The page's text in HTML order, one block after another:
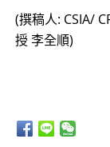
(撰稿人: CSIA/
授 李全順)